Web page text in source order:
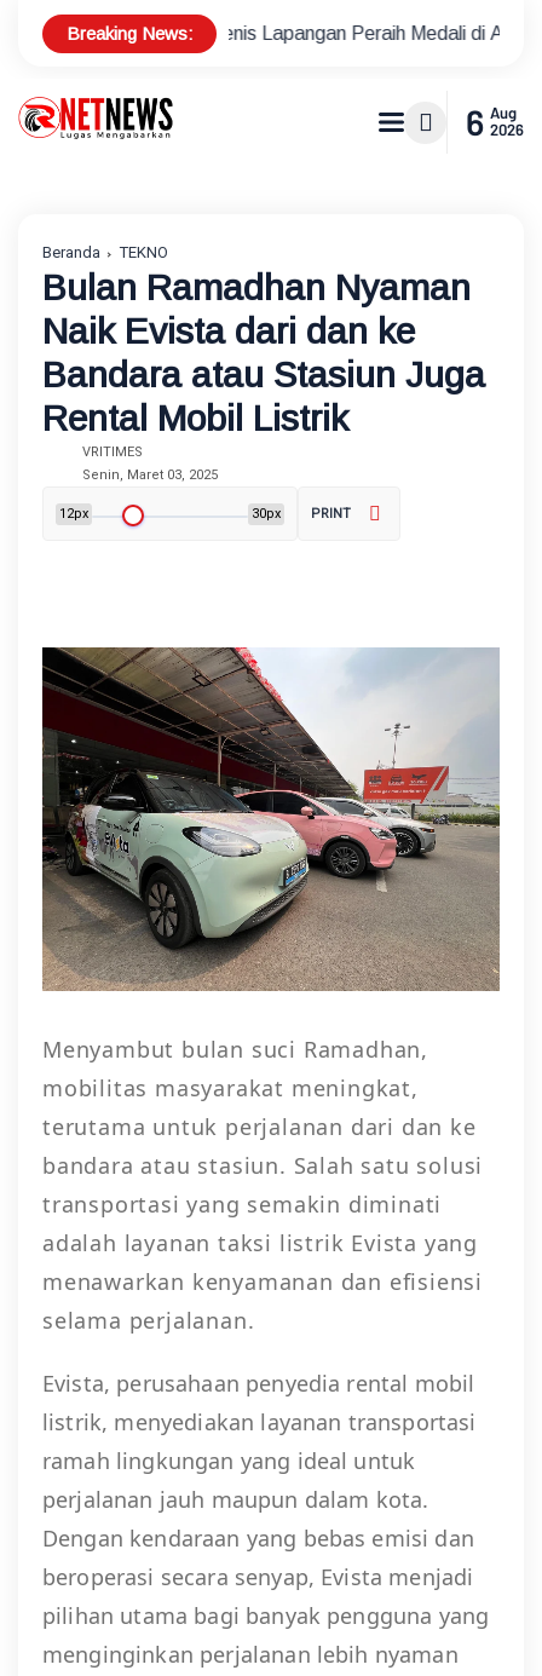
Breaking News:
Atlet Tenis Lapangan Peraih Medali di Ajang Porprov
6 Aug
2026
Beranda TEKNO
Bulan Ramadhan Nyaman
Naik Evista dari dan ke
Bandara atau Stasiun Juga
Rental Mobil Listrik
VRITIMES
Senin, Maret 03, 2025
12px 30px PRINT
Menyambut bulan suci Ramadhan,
mobilitas masyarakat meningkat,
terutama untuk perjalanan dari dan ke
bandara atau stasiun. Salah satu solusi
transportasi yang semakin diminati
adalah layanan taksi listrik Evista yang
menawarkan kenyamanan dan efisiensi
selama perjalanan.
Evista, perusahaan penyedia rental mobil
listrik, menyediakan layanan transportasi
ramah lingkungan yang ideal untuk
perjalanan jauh maupun dalam kota.
Dengan kendaraan yang bebas emisi dan
beroperasi secara senyap, Evista menjadi
pilihan utama bagi banyak pengguna yang
menginginkan perjalanan lebih nyaman